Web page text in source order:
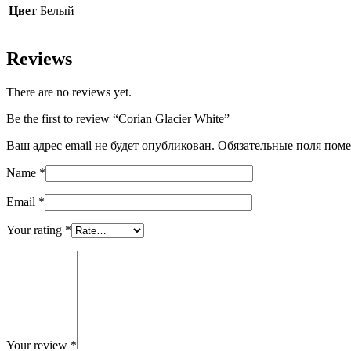
Цвет Белый
Reviews
There are no reviews yet.
Be the first to review “Corian Glacier White”
Ваш адрес email не будет опубликован. Обязательные поля
Name *
Email *
Your rating *
Your review *